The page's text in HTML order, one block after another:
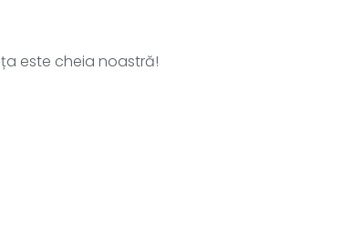
este cheia noastră!